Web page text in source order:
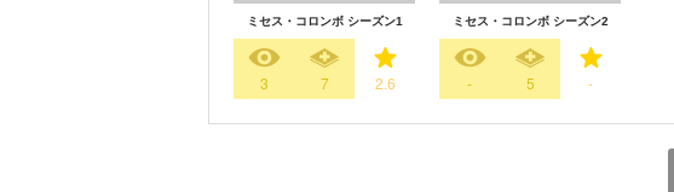
ミセス・コロンボ シーズン1
3 7 2.6
ミセス・コロンボ シーズン2
- 5 -